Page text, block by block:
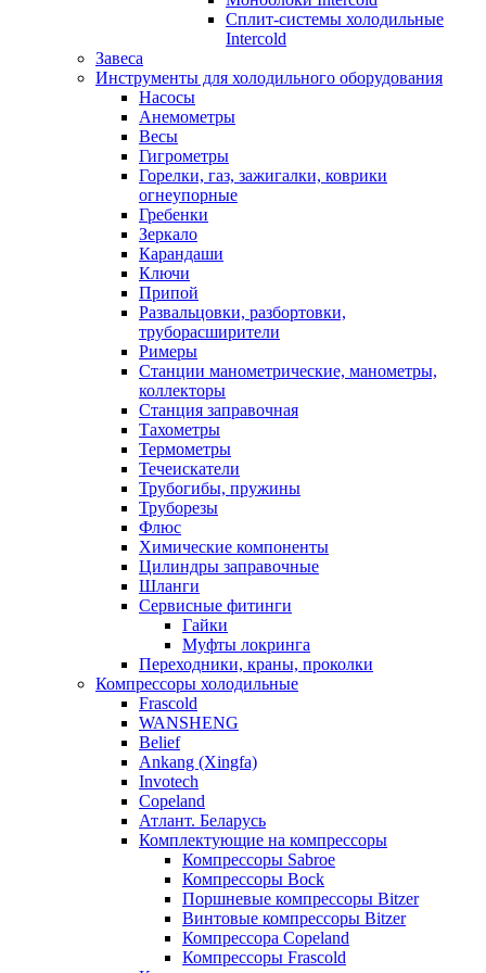
Сплит-системы холодильные
Intercold
Завеса
Инструменты для холодильного оборудования
Насосы
Анемометры
Весы
Гигрометры
Горелки, газ, зажигалки, коврики
огнеупорные
Гребенки
Зеркало
Карандаши
Ключи
Припой
Развальцовки, разбортовки,
труборасширители
Римеры
Станции манометрические, манометры,
коллекторы
Станция заправочная
Тахометры
Термометры
Течеискатели
Трубогибы, пружины
Труборезы
Флюс
Химические компоненты
Цилиндры заправочные
Шланги
Сервисные фитинги
Гайки
Муфты локринга
Переходники, краны, проколки
Компрессоры холодильные
Frascold
WANSHENG
Belief
Ankang (Xingfa)
Invotech
Copeland
Атлант. Беларусь
Комплектующие на компрессоры
Компрессоры Sabroe
Компрессоры Bock
Поршневые компрессоры Bitzer
Винтовые компрессоры Bitzer
Компрессора Copeland
Компрессоры Frascold